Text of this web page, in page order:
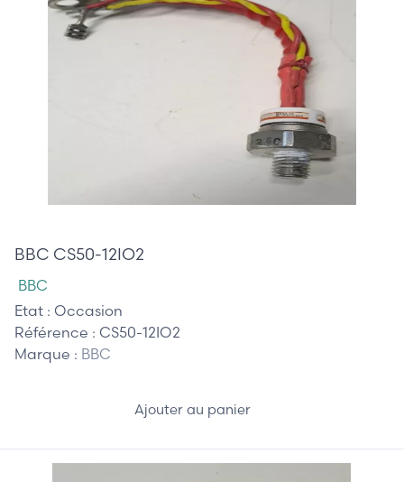
BBC CS50-12IO2
BBC
Etat : Occasion
Référence : CS50-12IO2
Marque : BBC
Ajouter au panier